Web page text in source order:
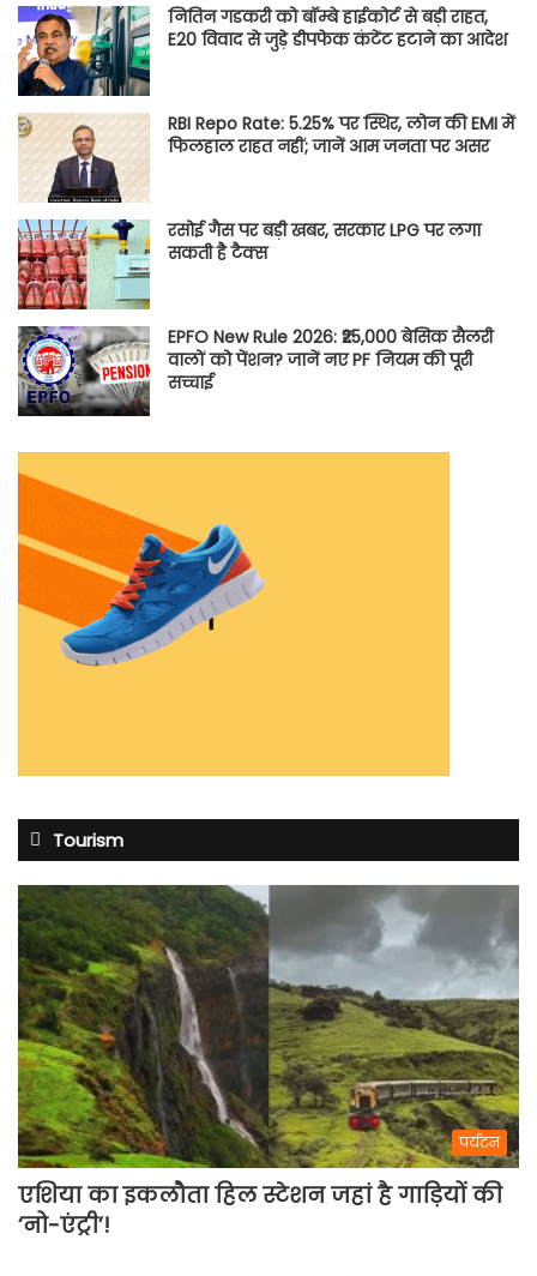
नितिन गडकरी को बॉम्बे हाईकोर्ट से बड़ी राहत,
E20 विवाद से जुड़े डीपफेक कंटेंट हटाने का आदेश
RBI Repo Rate: 5.25% पर स्थिर, लोन की EMI में
फिलहाल राहत नहीं; जानें आम जनता पर असर
रसोई गैस पर बड़ी खबर, सरकार LPG पर लगा
सकती है टैक्स
EPFO New Rule 2026: ₹25,000 बेसिक सैलरी
वालों को पेंशन? जानें नए PF नियम की पूरी
सच्चाई
Tourism
पर्यटन
एशिया का इकलौता हिल स्टेशन जहां है गाड़ियों की
‘नो-एंट्री’!